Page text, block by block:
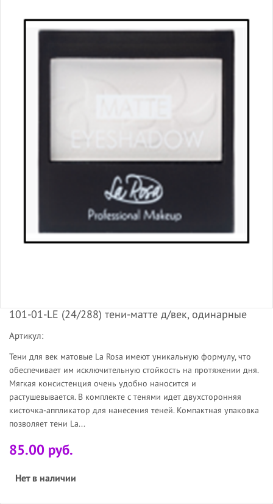
101-01-LE (24/288) тени-матте д/век, одинарные
Артикул:
Тени для век матовые La Rosa имеют уникальную формулу, что
обеспечивает им исключительную стойкость на протяжении дня.
Мягкая консистенция очень удобно наносится и
растушевывается. В комплекте с тенями идет двухсторонняя
кисточка-аппликатор для нанесения теней. Компактная упаковка
позволяет тени La...
85.00 руб.
Нет в наличии